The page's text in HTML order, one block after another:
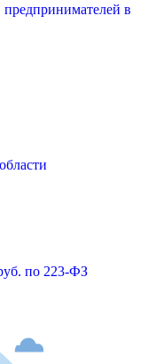
в
по 223-ФЗ